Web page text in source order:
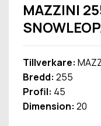
MAZZINI
Tillverkare:
Bredd: 255
Profil: 45
Dimension: 20